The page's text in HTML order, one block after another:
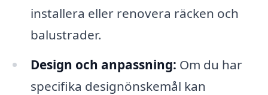
installera eller renovera räcken och
balustrader.
Design och anpassning: Om du har
specifika designönskemål kan